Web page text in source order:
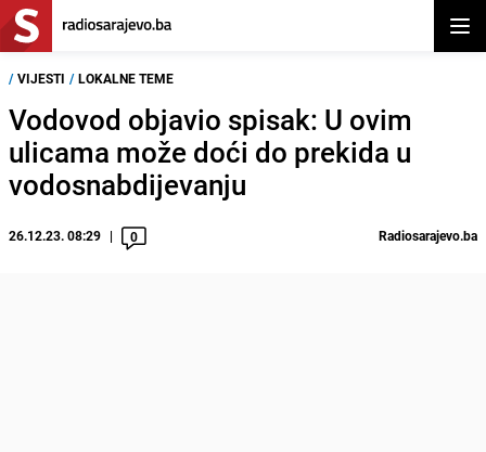
/ VIJESTI / LOKALNE TEME
Vodovod objavio spisak: U ovim
ulicama može doći do prekida u
vodosnabdijevanju
26.12.23. 08:29 0 Radiosarajevo.ba